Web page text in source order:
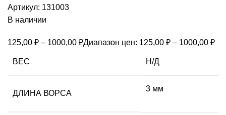
Артикул: 131003
В наличии
125,00 ₽ – 1000,00 ₽Диапазон цен: 125,00 ₽ – 1000,00 ₽
ВЕС Н/Д
ДЛИНА ВОРСА
3 мм